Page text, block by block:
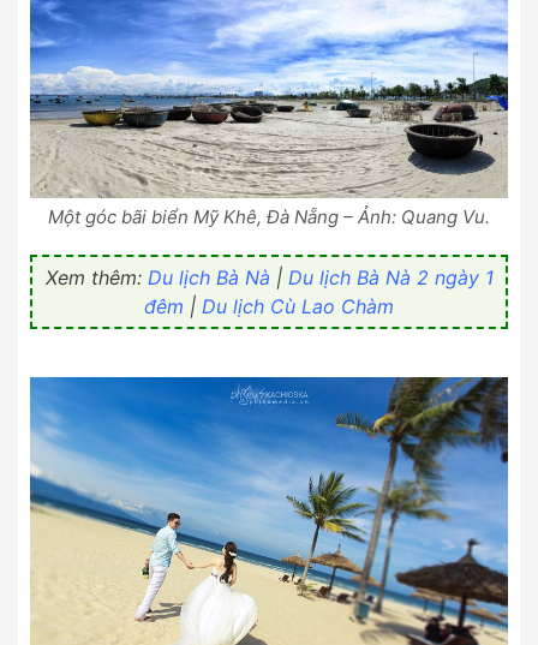
Một góc bãi biển Mỹ Khê, Đà Nẵng – Ảnh: Quang Vu.
Xem thêm: Du lịch Bà Nà | Du lịch Bà Nà 2 ngày 1
đêm | Du lịch Cù Lao Chàm